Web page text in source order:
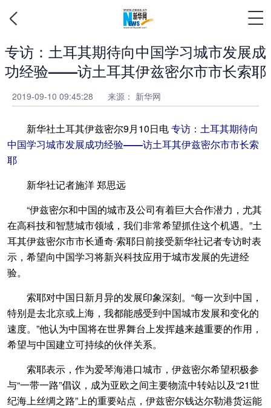
专访：土耳其期待向中国学习城市发展成
功经验——访土耳其伊兹密尔市市长索耶
2019-09-10 09:45:28 来源： 新华网
新华社土耳其伊兹密尔9月10日电专访：土耳其期待向
中国学习城市发展成功经验——访土耳其伊兹密尔市市长索
耶
新华社记者施洋 郑思远
“伊兹密尔和中国的城市及公司有着巨大合作潜力，尤其
在高科技和智慧城市领域，我们非常希望抓住这个机遇。”土
耳其伊兹密尔市市长通奇·索耶日前接受新华社记者专访时表
示，希望向中国学习将新兴科技应用于城市发展的先进经
验。
索耶对中国日新月异的发展印象深刻。“每一次到中国，
特别是去北京或上海，我都能感受到中国城市发展和变化的
速度。”他认为中国将在世界舞台上发挥越来越重要的作用，
希望与中国建立可持续的伙伴关系。
索耶表示，作为爱琴海港口城市，伊兹密尔希望积极参
与“一带一路”倡议，成为亚欧之间主要物流中转站以及“21世
纪海上丝绸之路”上的重要站点，伊兹密尔钱达尔勒港货运能